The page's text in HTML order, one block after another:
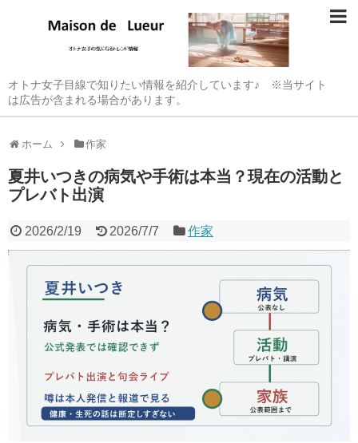
オトナ女子目線で知りたい情報を紹介しています♪ ※当サイト
は広告が含まれる場合があります。
ホーム 作家
夏井いつきの病気や手術は本当？現在の活動と
プレバト出演
2026/2/19 2026/7/7 作家